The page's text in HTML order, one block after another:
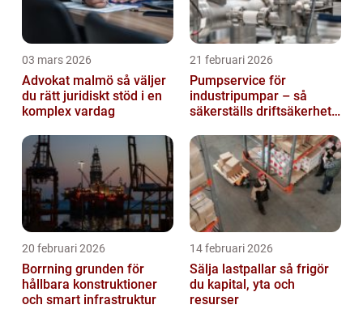
03 mars 2026
Advokat malmö så väljer
du rätt juridiskt stöd i en
komplex vardag
21 februari 2026
Pumpservice för
industripumpar – så
säkerställs driftsäkerhet
20 februari 2026
Borrning grunden för
hållbara konstruktioner
och smart infrastruktur
14 februari 2026
Sälja lastpallar så frigör
du kapital, yta och
resurser